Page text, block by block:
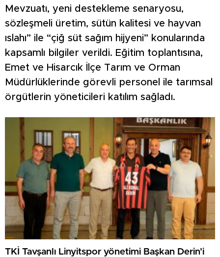
Mevzuatı, yeni destekleme senaryosu,
sözleşmeli üretim, sütün kalitesi ve hayvan
ıslahı” ile “çiğ süt sağım hijyeni” konularında
kapsamlı bilgiler verildi. Eğitim toplantısına,
Emet ve Hisarcık İlçe Tarım ve Orman
Müdürlüklerinde görevli personel ile tarımsal
örgütlerin yöneticileri katılım sağladı.
TKİ Tavşanlı Linyitspor yönetimi Başkan Derin’i